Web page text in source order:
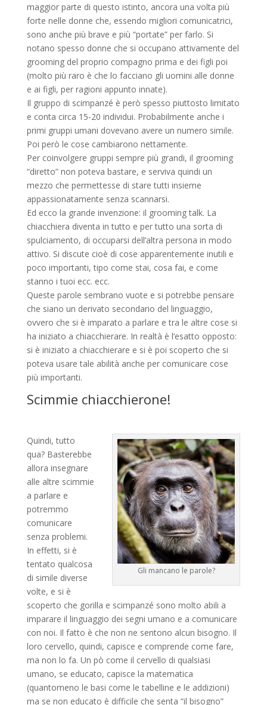
maggior parte di questo istinto, ancora una volta più
forte nelle donne che, essendo migliori comunicatrici,
sono anche più brave e più “portate” per farlo. Si
notano spesso donne che si occupano attivamente del
grooming del proprio compagno prima e dei figli poi
(molto più raro è che lo facciano gli uomini alle donne
e ai figli, per ragioni appunto innate).
Il gruppo di scimpanzé è però spesso piuttosto limitato
e conta circa 15-20 individui. Probabilmente anche i
primi gruppi umani dovevano avere un numero simile.
Poi però le cose cambiarono nettamente.
Per coinvolgere gruppi sempre più grandi, il grooming
“diretto” non poteva bastare, e serviva quindi un
mezzo che permettesse di stare tutti insieme
appassionatamente senza scannarsi.
Ed ecco la grande invenzione: il grooming talk. La
chiacchiera diventa in tutto e per tutto una sorta di
spulciamento, di occuparsi dell’altra persona in modo
attivo. Si discute cioè di cose apparentemente inutili e
poco importanti, tipo come stai, cosa fai, e come
stanno i tuoi ecc. ecc.
Queste parole sembrano vuote e si potrebbe pensare
che siano un derivato secondario del linguaggio,
ovvero che si è imparato a parlare e tra le altre cose si
ha iniziato a chiacchierare. In realtà è l’esatto opposto:
si è iniziato a chiacchierare e si è poi scoperto che si
poteva usare tale abilità anche per comunicare cose
più importanti.
Scimmie chiacchierone!
Gli mancano le parole?
Quindi, tutto
qua? Basterebbe
allora insegnare
alle altre scimmie
a parlare e
potremmo
comunicare
senza problemi.
In effetti, si è
tentato qualcosa
di simile diverse
volte, e si è
scoperto che gorilla e scimpanzé sono molto abili a
imparare il linguaggio dei segni umano e a comunicare
con noi. Il fatto è che non ne sentono alcun bisogno. Il
loro cervello, quindi, capisce e comprende come fare,
ma non lo fa. Un pò come il cervello di qualsiasi
umano, se educato, capisce la matematica
(quantomeno le basi come le tabelline e le addizioni)
ma se non educato è difficile che senta “il bisogno”